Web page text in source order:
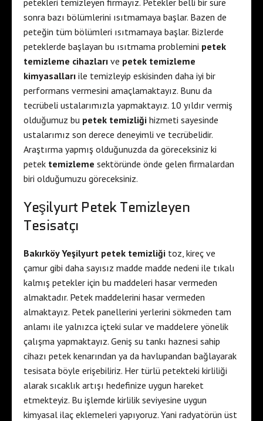
sonra bazı bölümlerini ısıtmamaya başlar. Bazen de
peteğin tüm bölümleri ısıtmamaya başlar. Bizlerde
peteklerde başlayan bu ısıtmama problemini petek
temizleme cihazları ve petek temizleme
kimyasalları ile temizleyip eskisinden daha iyi bir
performans vermesini amaçlamaktayız. Bunu da
tecrübeli ustalarımızla yapmaktayız. 10 yıldır vermiş
olduğumuz bu petek temizliği hizmeti sayesinde
ustalarımız son derece deneyimli ve tecrübelidir.
Araştırma yapmış olduğunuzda da göreceksiniz ki
petek temizleme sektöründe önde gelen firmalardan
biri olduğumuzu göreceksiniz.
Yeşilyurt Petek Temizleyen
Tesisatçı
Bakırköy Yeşilyurt petek temizliği toz, kireç ve
çamur gibi daha sayısız madde madde nedeni ile tıkalı
kalmış petekler için bu maddeleri hasar vermeden
almaktadır. Petek maddelerini hasar vermeden
almaktayız. Petek panellerini yerlerini sökmeden tam
anlamı ile yalnızca içteki sular ve maddelere yönelik
çalışma yapmaktayız. Geniş su tankı haznesi sahip
cihazı petek kenarından ya da havlupandan bağlayarak
tesisata böyle erişebiliriz. Her türlü petekteki kirliliği
alarak sıcaklık artışı hedefinize uygun hareket
etmekteyiz. Bu işlemde kirlilik seviyesine uygun
kimyasal ilaç eklemeleri yapıyoruz. Yani radyatörün üst